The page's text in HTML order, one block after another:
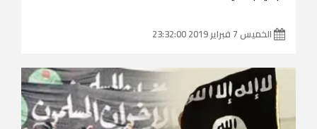
الخميس 7 فبراير 2019 23:32:00